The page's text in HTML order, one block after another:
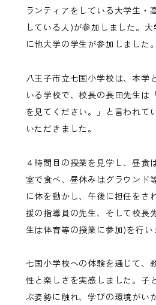
ランティアをしている大学生・
している人)が参加しました。
に他大学の学生が参加しました。
八王子市立七国小学校は、本学
いる学校で、校長の長田先生は
を見てください。」と言われて
いただきました。
４時間目の授業を見学し、昼食
室で食べ、昼休みはグラウンド
に体を動かし、午後に担任をさ
援の指導員の先生、そして校長
生は体育等の授業に参加)を行い
七国小学校への体験を通じて、
性と楽しさを実感しました。子
ぶ姿勢に触れ、学びの環境がい